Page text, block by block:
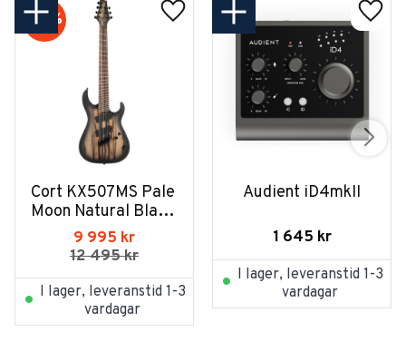
Cort KX507MS Pale
Moon Natural Black
Burst
9 995 kr
12 495kr
20 %
I lager, leveranstid 1-3
vardagar
Audient iD4mkII
1 645 kr
I lager, leveranstid 1-3
vardagar